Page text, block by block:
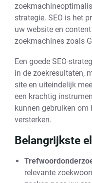
strategie. SEO is het
uw website en
zoekmachines zoals
Een goede SEO-
in de zoekresultaten,
site en uiteindelijk
een krachtig
kunnen gebruiken
versterken.
Belangrijkste
relevante